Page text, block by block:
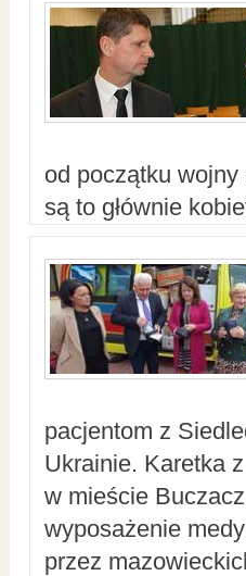
od początku
są to głównie
pacjentom z
Ukrainie. Karetka
w mieście
wyposażenie
przez